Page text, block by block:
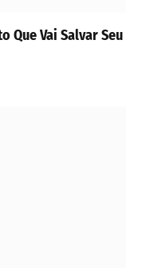
Que Vai Salvar Seu